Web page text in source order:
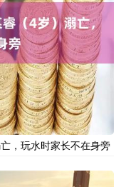
，玩水时家长不在身旁